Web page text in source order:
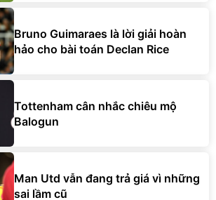
Bruno Guimaraes là lời giải hoàn
hảo cho bài toán Declan Rice
Tottenham cân nhắc chiêu mộ
Balogun
Man Utd vẫn đang trả giá vì những
sai lầm cũ